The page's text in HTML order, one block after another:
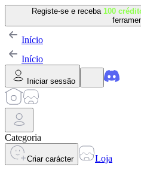
Registe-se e receba 100
Início
Início
Iniciar sessão
Categoria
Criar carácter
Loja